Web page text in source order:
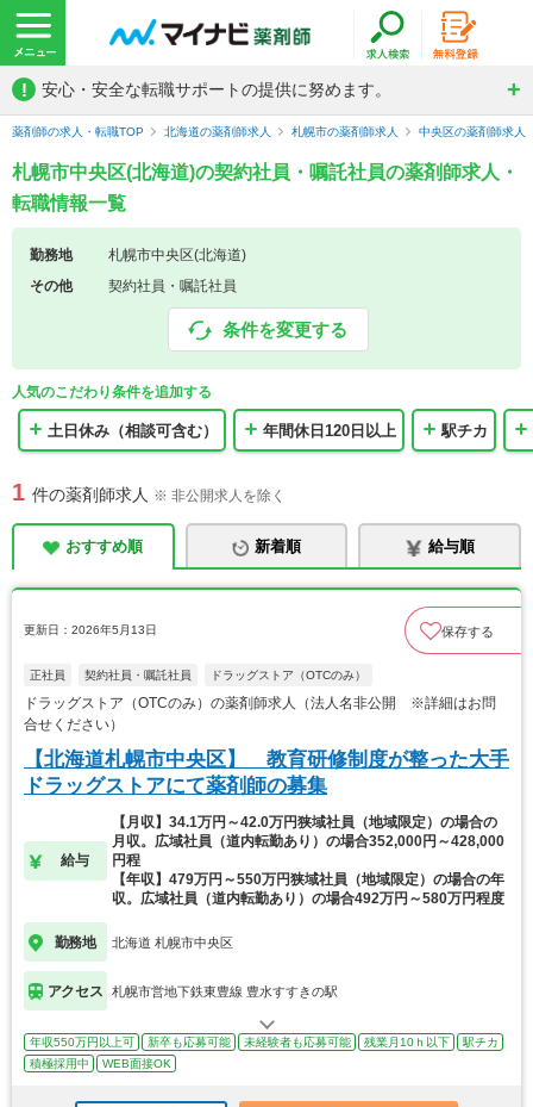
! 安心・安全な転職サポートの提供に努めます。
薬剤師の求人・転職TOP 北海道の薬剤師求人 札幌市の薬剤師求人 中央区の薬剤師求人
札幌市中央区(北海道)の契約社員・嘱託社員の薬剤師求人・
転職情報一覧
勤務地
札幌市中央区(北海道)
その他
契約社員・嘱託社員
条件を変更する
人気のこだわり条件を追加する
土日休み（相談可含む） 年間休日120日以上 駅チカ
1 件の薬剤師求人 ※ 非公開求人を除く
おすすめ順 新着順 給与順
更新日：2026年5月13日 保存する
正社員 契約社員・嘱託社員 ドラッグストア（OTCのみ）
ドラッグストア（OTCのみ）の薬剤師求人（法人名非公開 ※詳細はお問
合せください）
【北海道札幌市中央区】 教育研修制度が整った大手
ドラッグストアにて薬剤師の募集
給与
【月収】34.1万円～42.0万円狭域社員（地域限定）の場合の
月収。広域社員（道内転勤あり）の場合352,000円～428,000
円程
【年収】479万円～550万円狭域社員（地域限定）の場合の年
収。広域社員（道内転勤あり）の場合492万円～580万円程度
勤務地 北海道 札幌市中央区
アクセス 札幌市営地下鉄東豊線 豊水すすきの駅
年収550万円以上可 新卒も応募可能 未経験者も応募可能 残業月10ｈ以下
駅チカ
積極採用中
WEB面接OK